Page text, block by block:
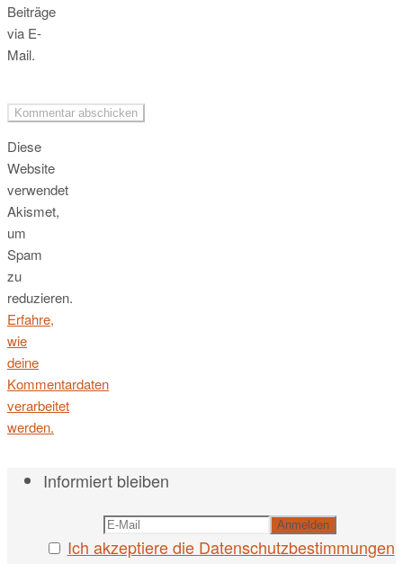
Beiträge
via E-
Mail.
Diese
Website
verwendet
Akismet,
um
Spam
zu
reduzieren.
Erfahre,
wie
deine
Kommentardaten
verarbeitet
werden.
Informiert bleiben
Ich akzeptiere die Datenschutzbestimmungen